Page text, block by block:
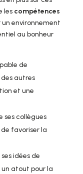
les compétences
environnement
au bonheur
de
autres
et une
ses collègues
favoriser la
idées de
atout pour la